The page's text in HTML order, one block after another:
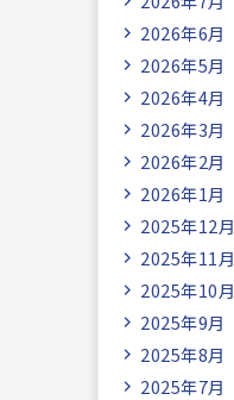
2026年6月
2026年5月
2026年4月
2026年3月
2026年2月
2026年1月
2025年12月
2025年11月
2025年10月
2025年9月
2025年8月
2025年7月